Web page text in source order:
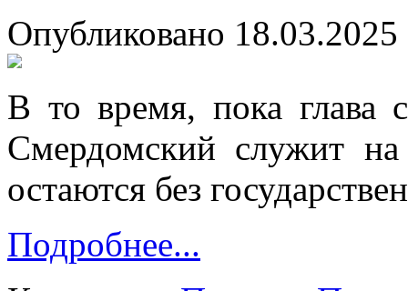
Опубликовано
В то время, пока глава
Смердомский служит
остаются без
Подробнее...